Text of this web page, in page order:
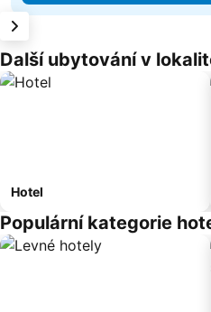
Další ubytování v
Hotel
Populární kategorie